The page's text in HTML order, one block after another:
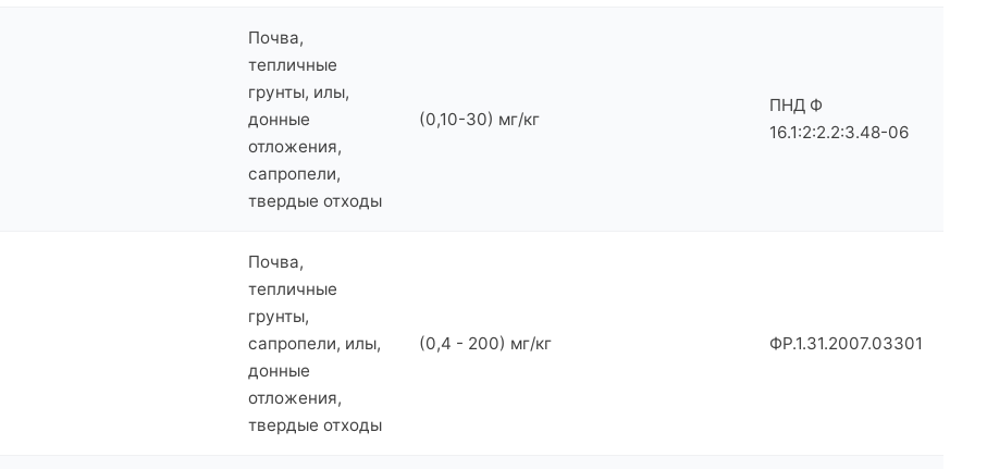
Почва,
тепличные
грунты, илы,
донные
отложения,
сапропели,
твердые отходы
(0,10-30) мг/кг
ПНД Ф
16.1:2:2.2:3.48-06
Почва,
тепличные
грунты,
сапропели, илы,
донные
отложения,
твердые отходы
(0,4 - 200) мг/кг ФР.1.31.2007.03301